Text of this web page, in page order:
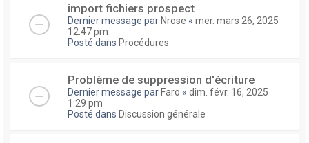
import fichiers prospect
Dernier message par Nrose « mer. mars 26, 2025
12:47 pm
Posté dans Procédures
Problème de suppression d'écriture
Dernier message par Faro « dim. févr. 16, 2025
1:29 pm
Posté dans Discussion générale